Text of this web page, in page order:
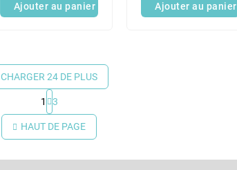
Ajouter au panier Ajouter au panier
C
o
n
t
CHARGER 24 DE PLUS
1 3
HAUT DE PAGE